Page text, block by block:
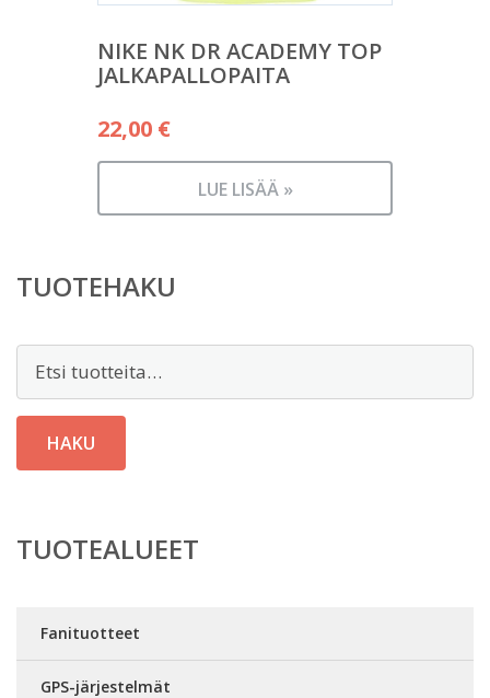
NIKE NK DR ACADEMY TOP
JALKAPALLOPAITA
22,00 €
LUE LISÄÄ »
TUOTEHAKU
Etsi:
HAKU
TUOTEALUEET
Fanituotteet
GPS-järjestelmät